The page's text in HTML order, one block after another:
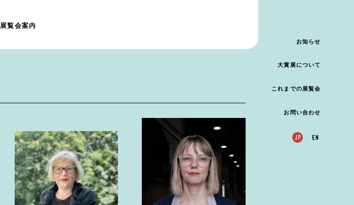
お知らせ
大賞展について
これまでの展覧会
お問い合わせ
展覧会案内